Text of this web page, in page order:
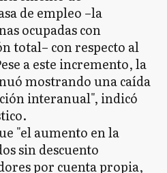
de empleo –la
ocupadas con
total– con respecto al
a este incremento, la
mostrando una caída
interanual", indicó
"el aumento en la
sin descuento
por cuenta propia,